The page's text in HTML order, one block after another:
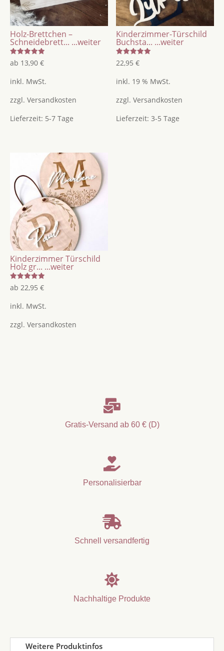
Holz-Brettchen –
Schneidebrett... ...weiter
Bewertet
mit
von 5
ab 13,90 €
inkl. MwSt.
zzgl. Versandkosten
Lieferzeit: 5-7 Tage
Kinderzimmer-Türschild
Buchsta... ...weiter
Bewertet
mit
von 5
22,95€
inkl. 19 % MwSt.
zzgl.Versandkosten
Lieferzeit:3-5 Tage
Kinderzimmer Türschild
Holz gr... ...weiter
Bewertet
mit
von 5
ab 22,95 €
inkl. MwSt.
zzgl. Versandkosten

Gratis-Versand ab 60 € (D)

Personalisierbar

Schnell versandfertig

Nachhaltige Produkte
Weitere Produktinfos